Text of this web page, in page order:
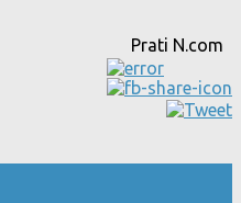
Prati N.com